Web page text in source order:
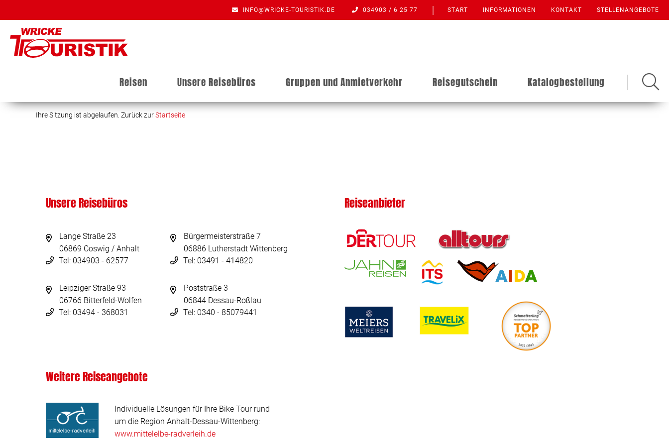
INFO@WRICKE-TOURISTIK.DE 034903 / 6 25 77 START INFORMATIONEN KONTAKT STELLENANGEBOTE
Reisen Unsere Reisebüros Gruppen und Anmietverkehr Reisegutschein Katalogbestellung
Ihre Sitzung ist abgelaufen. Zurück zurStartseite
Unsere Reisebüros
Lange Straße 23
06869 Coswig / Anhalt
Tel: 034903 - 62577
Bürgermeisterstraße 7
06886 Lutherstadt Wittenberg
Tel: 03491 - 414820
Leipziger Straße 93
06766 Bitterfeld-Wolfen
Tel: 03494 - 368031
Poststraße 3
06844 Dessau-Roßlau
Tel: 0340 - 85079441
Reiseanbieter
Weitere Reiseangebote
Individuelle Lösungen für Ihre Bike Tour rund
um die Region Anhalt-Dessau-Wittenberg:
www.mittelelbe-radverleih.de